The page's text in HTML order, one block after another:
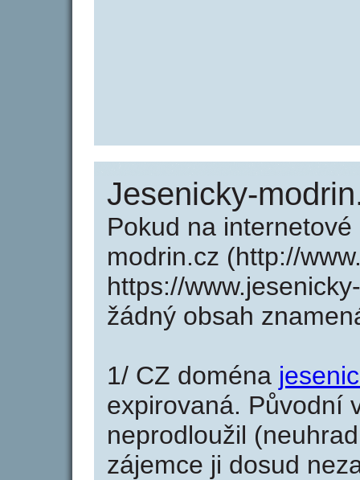
Jesenicky-
Pokud na
modrin.cz (http://
https://
žádný obsah
1/ CZ doména
expirovaná. Původní
neprodloužil
zájemce ji dosud